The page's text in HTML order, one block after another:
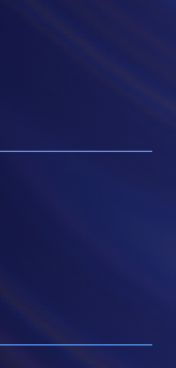
续费。
之申请表、贴
头注明「香